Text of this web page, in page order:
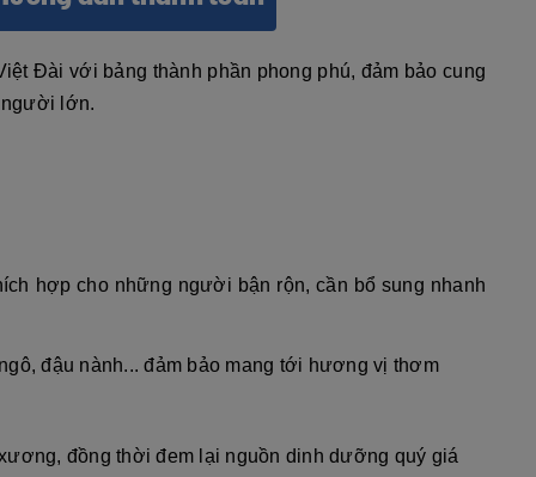
Đài với bảng thành phần phong phú, đảm bảo cung
người lớn.
hợp cho những người bận rộn, cần bổ sung nhanh
đậu nành... đảm bảo mang tới hương vị thơm
đồng thời đem lại nguồn dinh dưỡng quý giá